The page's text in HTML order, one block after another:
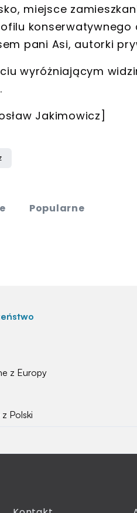
miejsce
konserwatywnego
pani Asi, autorki
wyróżniającym
Jakimowicz]
Popularne
z Europy
Polski